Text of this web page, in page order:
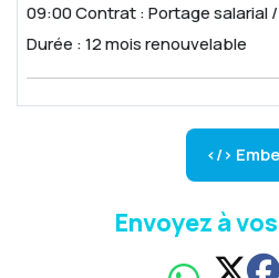
09:00Contrat : Portage salarial
Durée : 12 mois renouvelable
</>
Envoyez à